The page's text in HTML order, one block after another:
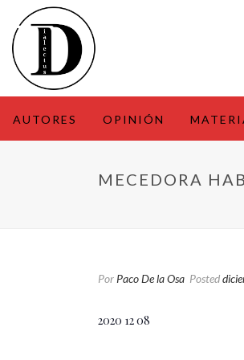
AUTORES OPINIÓN
MECEDORA
Por Paco De la Osa Posted
2020 12 08